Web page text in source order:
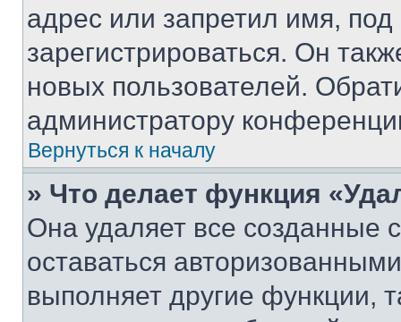
адрес или запретил имя,
зарегистрироваться. Он
новых пользователей.
администратору
Вернуться к началу
» Что делает функция
Она удаляет все созданные
оставаться
выполняет другие функции,